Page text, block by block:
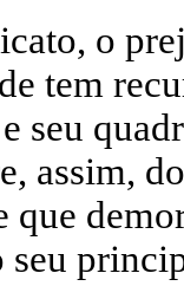
o
tem
seu
assim,